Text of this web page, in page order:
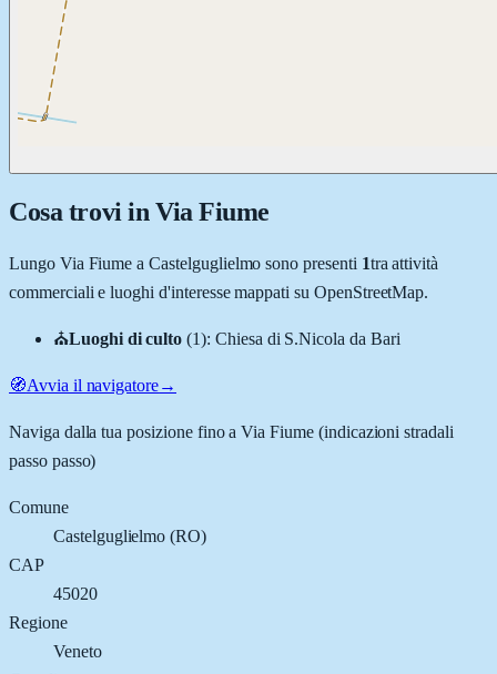
Cosa trovi in Via Fiume
Lungo Via Fiume aCastelguglielmo sono presenti 1tra attività
commerciali e luoghi d'interesse mappati su OpenStreetMap.
⛪Luoghi di culto (1): Chiesa di S.Nicola da Bari
🧭Avvia il navigatore→
Naviga dalla tua posizione fino aVia Fiume(indicazioni stradali
passo passo)
Comune
Castelguglielmo (RO)
CAP
45020
Regione
Veneto